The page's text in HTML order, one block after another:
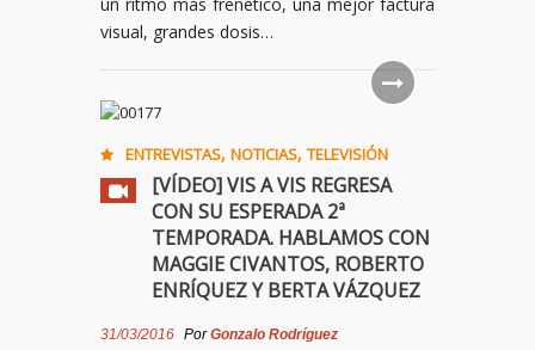
visual, grandes dosis…
ENTREVISTAS, NOTICIAS, TELEVISIÓN
[VÍDEO] VIS A VIS REGRESA
CON SU ESPERADA 2ª
TEMPORADA. HABLAMOS CON
MAGGIE CIVANTOS, ROBERTO
ENRÍQUEZ Y BERTA VÁZQUEZ
31/03/2016 PorGonzalo Rodríguez